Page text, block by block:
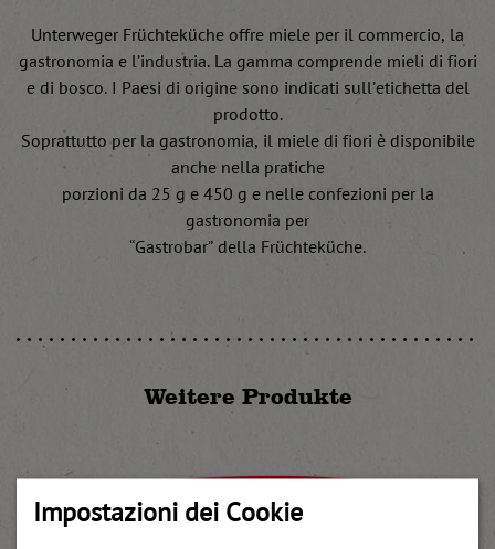
Impostazioni dei Cookie
Unterweger Früchteküche offre miele per il commercio, la
gastronomia e l’industria. La gamma comprende mieli di fiori
e di bosco. I Paesi di origine sono indicati sull’etichetta del
prodotto.
Soprattutto per la gastronomia, il miele di fiori è disponibile
anche nella pratiche
porzioni da 25 g e 450 g e nelle confezioni per la
gastronomia per
“Gastrobar” della Früchteküche.
Weitere Produkte